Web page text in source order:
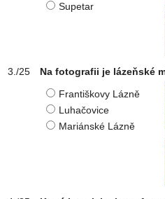
Supetar
Na fotografii je lázeňské
Františkovy Lázně
Luhačovice
Mariánské Lázně